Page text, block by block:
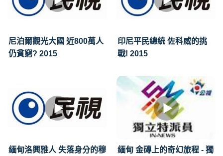
尼泊爾觀光大國 近800萬人
仍貧窮? 2015
印尼平民總統 佐科威的挑
戰! 2015
緬甸洛興雅人 失落身分的穆
緬甸 金磚上的奇幻旅程 - 獨